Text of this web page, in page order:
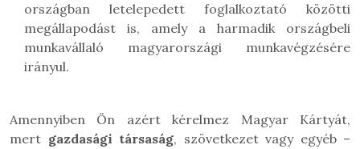
országban letelepedett foglalkoztató közötti
megállapodást is, amely a harmadik országbeli
munkavállaló magyarországi munkavégzésére
irányul.
Amennyiben Ön azért kérelmez Magyar Kártyát,
mert gazdasági társaság, szövetkezet vagy egyéb –